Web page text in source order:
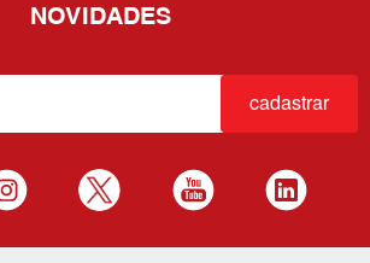
NOVIDADES
cadastrar